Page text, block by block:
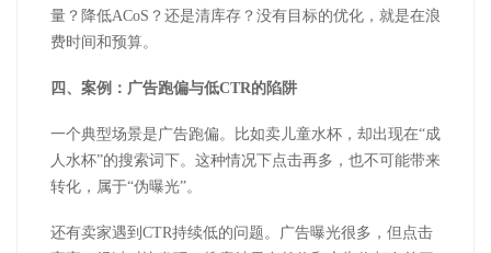
量？降低ACoS？还是清库存？没有目标的优化，就是在浪
费时间和预算。
四、案例：广告跑偏与低CTR的陷阱
一个典型场景是广告跑偏。比如卖儿童水杯，却出现在“成
人水杯”的搜索词下。这种情况下点击再多，也不可能带来
转化，属于“伪曝光”。
还有卖家遇到CTR持续低的问题。广告曝光很多，但点击